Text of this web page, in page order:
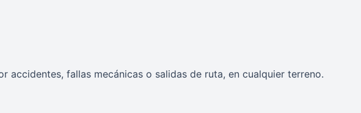
accidentes, fallas mecánicas o salidas de ruta, en cualquier terreno.